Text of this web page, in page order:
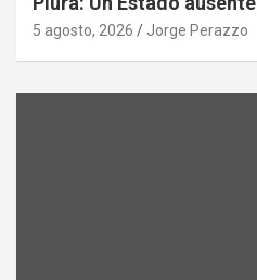
5 agosto, 2026 Jorge Perazzo